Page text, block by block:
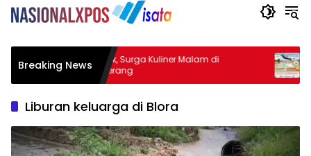
Breaking NewsWarbek, Surga Kuliner Malam di
Tangerang
Alam
Liburan keluarga di Blora